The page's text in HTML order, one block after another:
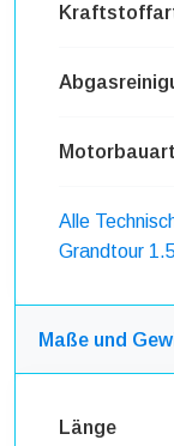
Motorbauart
Alle
Grandtour
Maße und
Länge